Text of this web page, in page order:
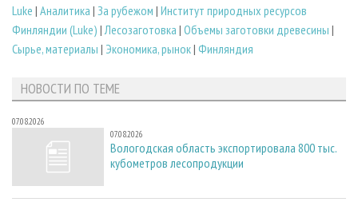
Luke | Аналитика | За рубежом | Институт природных ресурсов
Финляндии (Luke) | Лесозаготовка | Объемы заготовки древесины |
Сырье, материалы | Экономика, рынок| Финляндия
НОВОСТИ ПО ТЕМЕ
07.08.2026
07.08.2026
Вологодская область экспортировала 800 тыс.
кубометров лесопродукции